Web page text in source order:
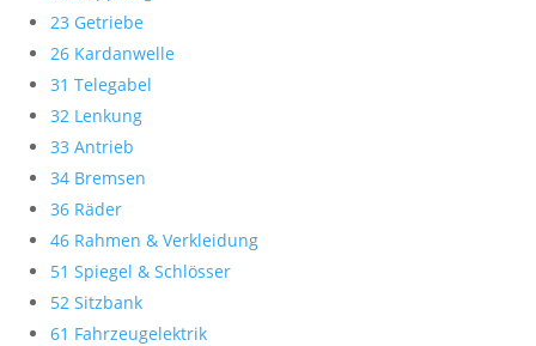
23 Getriebe
26 Kardanwelle
31 Telegabel
32 Lenkung
33 Antrieb
34 Bremsen
36 Räder
46 Rahmen & Verkleidung
51 Spiegel & Schlösser
52 Sitzbank
61 Fahrzeugelektrik